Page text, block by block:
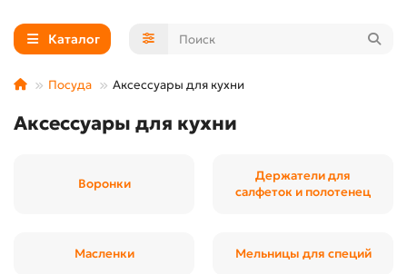
Каталог
Посуда Аксессуары для кухни
Аксессуары для кухни
Воронки
Держатели для
салфеток и полотенец
Масленки Мельницы для специй